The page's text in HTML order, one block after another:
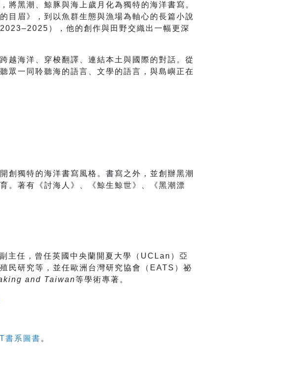
將黑潮、鯨豚與海上歲月化為獨特的海洋書寫。
眉》，到以魚群生態與漁場為軸心的長篇小說
），他的創作與田野交織出一幅更深
越海洋、穿梭翻譯、連結本土與國際的對話。從
眾一同聆聽海的語言、文學的語言，與島嶼正在
創獨特的海洋書寫風格。書寫之外，並創辦黑潮
。著有《討海人》、《鯨生鯨世》、《黑潮漂
主任，曾任英國中央蘭開夏大學（UCLan）亞
民研究等，並任歐洲台灣研究協會（EATS）祕
and Taiwan等學術專著。
書系圖書 。